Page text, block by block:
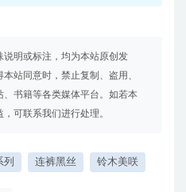
说明或标注，均为本站原创发
站同意时，禁止复制、盗用、
书籍等各类媒体平台。如若本
可联系我们进行处理。
列 连裤黑丝 铃木美咲